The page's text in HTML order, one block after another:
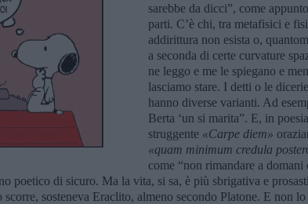
sarebbe da dicci”, come
parti. C’è chi, tra metafisici e
addirittura non esista o,
a seconda di certe curvature
ne leggo e me le spiegano e
lasciamo stare. I detti o le
hanno diverse varianti. Ad
Berta ‘un si marita”. E, in
struggente «Carpe diem»
«quam minimum credula
come “non rimandare a
poetico di sicuro. Ma la vita, si sa, è più sbrigativa e
scorre, sosteneva Eraclito, almeno secondo Platone. E non